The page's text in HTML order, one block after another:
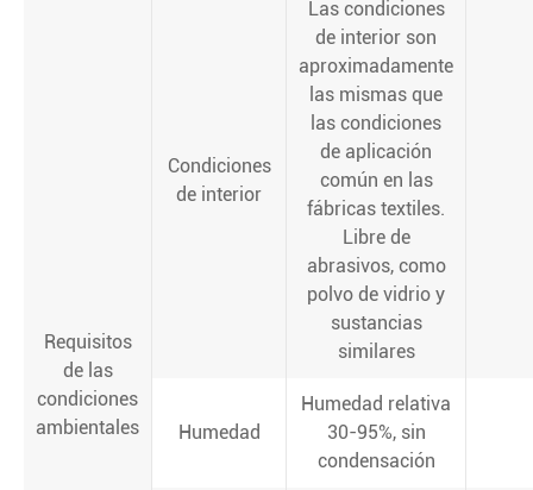
Requisitos
de las
condiciones
ambientales
Condiciones
de interior
Las condiciones
de interior son
aproximadamente
las mismas que
las condiciones
de aplicación
común en las
fábricas textiles.
Libre de
abrasivos, como
polvo de vidrio y
sustancias
similares
Humedad
Humedad relativa
30-95%, sin
condensación